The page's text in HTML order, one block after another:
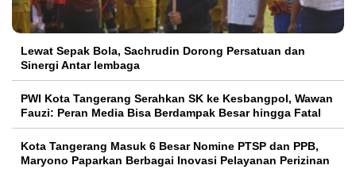
Lewat Sepak Bola, Sachrudin Dorong Persatuan dan
Sinergi Antar lembaga
PWI Kota Tangerang Serahkan SK ke Kesbangpol, Wawan
Fauzi: Peran Media Bisa Berdampak Besar hingga Fatal
Kota Tangerang Masuk 6 Besar Nomine PTSP dan PPB,
Maryono Paparkan Berbagai Inovasi Pelayanan Perizinan